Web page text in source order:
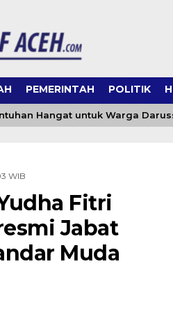
PEMERINTAH POLITIK
Hangat untuk Warga
WIB
Fitri
Jabat
Muda